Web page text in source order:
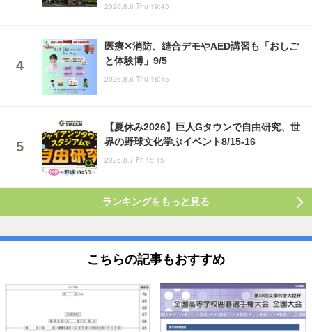
2026.8.6 Thu 19:45
医療✕消防、縫合デモやAED講習も「おしご
と体験博」9/5
2026.8.6 Thu 18:15
【夏休み2026】巨人Gタウンで自由研究、世
界の野球文化学ぶイベント8/15-16
2026.8.7 Fri 15:15
ランキングをもっと見る
こちらの記事もおすすめ